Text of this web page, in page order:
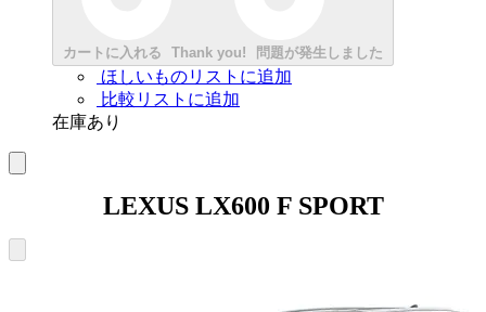
カートに入れる Thank you! 問題が発生しました
ほしいものリストに追加
比較リストに追加
在庫あり
LEXUS LX600 F SPORT